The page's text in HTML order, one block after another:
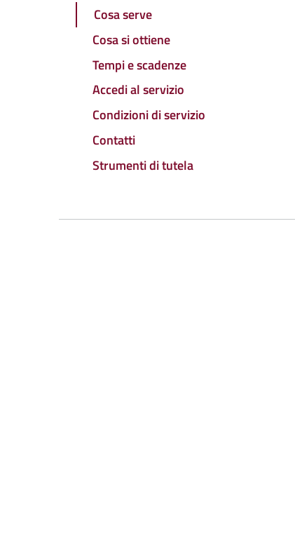
Cosa serve
Cosa si ottiene
Tempi e scadenze
Accedi al servizio
Condizioni di servizio
Contatti
Strumenti di tutela